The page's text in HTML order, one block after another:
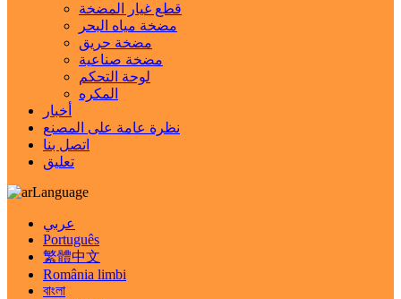
قطع غيار المضخة
مضخة مياه البحر
مضخة حريق
مضخة صناعية
لوحة التحكم
المكره
أخبار
نظرة عامة على المصنع
اتصل بنا
تعليق
Language
عربي
Português
繁體中文
România limbi
বাংলা